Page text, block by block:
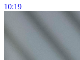
10:19